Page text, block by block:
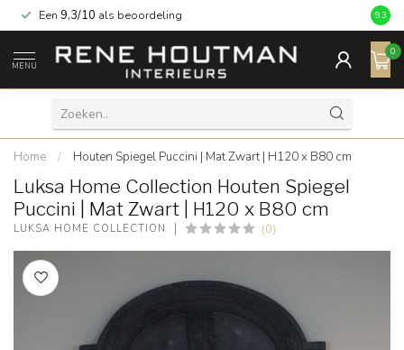
Een 9,3/10 als beoordeling 9.3
MENU
0
Home / Houten Spiegel Puccini | Mat Zwart | H120 x B80 cm
Luksa Home Collection Houten Spiegel
Puccini | Mat Zwart | H120 x B80 cm
LUKSA HOME COLLECTION (0)